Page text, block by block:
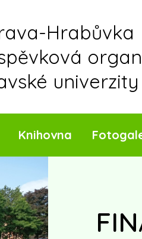
Hrabůvka
univerzity
Knihovna